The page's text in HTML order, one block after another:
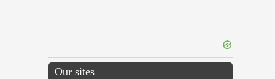
Our sites